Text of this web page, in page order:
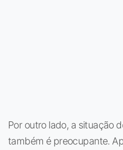
Por outro lado, a situação
também é preocupante.